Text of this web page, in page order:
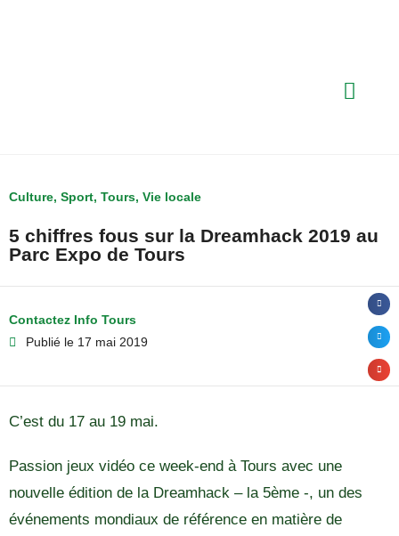
Culture, Sport, Tours, Vie locale
5 chiffres fous sur la Dreamhack 2019 au
Parc Expo de Tours
Contactez Info Tours
Publié le 17 mai 2019
C’est du 17 au 19 mai.
Passion jeux vidéo ce week-end à Tours avec une
nouvelle édition de la Dreamhack – la 5ème -, un des
événements mondiaux de référence en matière de